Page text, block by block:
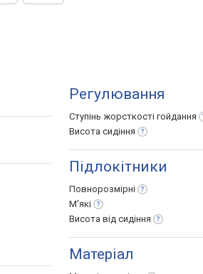
Регулювання
Ступінь жорсткості гойдання
Висота сидіння
Підлокітники
Повнорозмірні
М'які
Висота від сидіння
Матеріал